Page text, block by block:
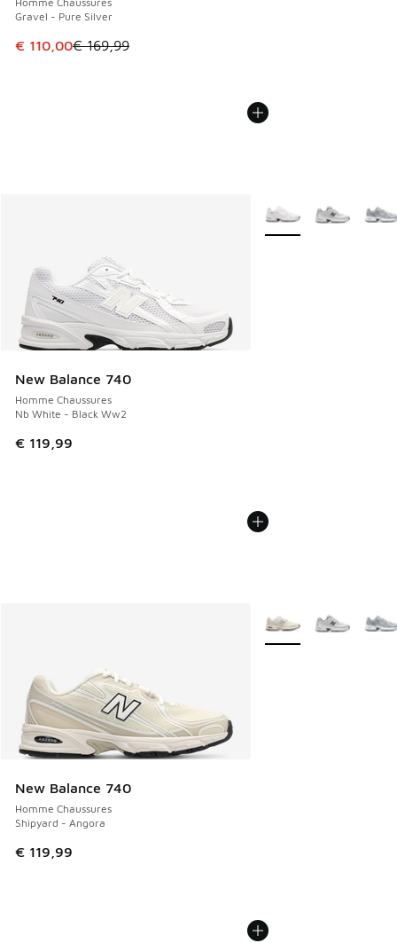
Gravel - Pure Silver
Cet article est en promotion. Prix en baisse de € 169,99 à
€ 110,00€ 169,99
New Balance 740
Homme Chaussures
Nb White - Black Ww2
€ 119,99
Plus de couleurs
New Balance 740
Homme Chaussures
Shipyard - Angora
€ 119,99
Plus de couleurs